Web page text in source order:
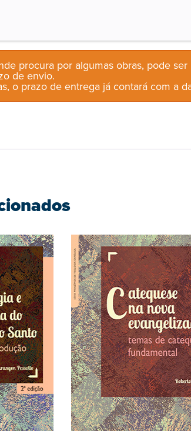
procura por algumas obras, pode
de envio.
o prazo de entrega já contará com a